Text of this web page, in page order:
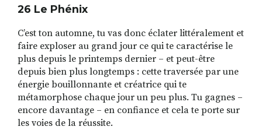
26 Le Phénix
C’est ton automne, tu vas donc éclater littéralement et
faire exploser au grand jour ce qui te caractérise le
plus depuis le printemps dernier – et peut-être
depuis bien plus longtemps : cette traversée par une
énergie bouillonnante et créatrice qui te
métamorphose chaque jour un peu plus. Tu gagnes –
encore davantage – en confiance et cela te porte sur
les voies de la réussite.